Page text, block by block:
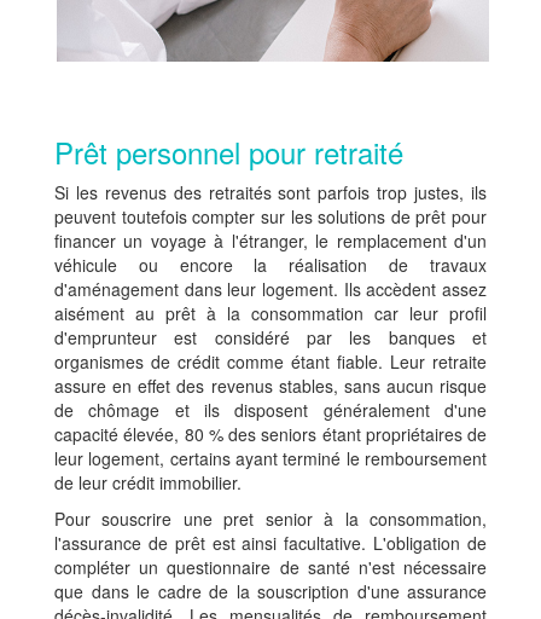
Prêt personnel pour retraité
Si les revenus des retraités sont parfois trop justes, ils
peuvent toutefois compter sur les solutions de prêt pour
financer un voyage à l'étranger, le remplacement d'un
véhicule ou encore la réalisation de travaux
d'aménagement dans leur logement. Ils accèdent assez
aisément au prêt à la consommation car leur profil
d'emprunteur est considéré par les banques et
organismes de crédit comme étant fiable. Leur retraite
assure en effet des revenus stables, sans aucun risque
de chômage et ils disposent généralement d'une
capacité élevée, 80 % des seniors étant propriétaires de
leur logement, certains ayant terminé le remboursement
de leur crédit immobilier.
Pour souscrire une pret senior à la consommation,
l'assurance de prêt est ainsi facultative. L'obligation de
compléter un questionnaire de santé n'est nécessaire
que dans le cadre de la souscription d'une assurance